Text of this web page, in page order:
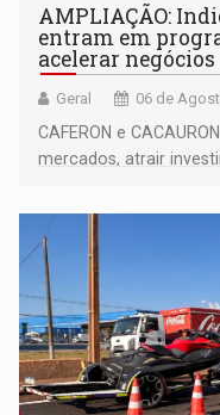
AMPLIAÇÃO:
entram em
acelerar negócios
Geral 06 de
CAFERON e
mercados, atrair